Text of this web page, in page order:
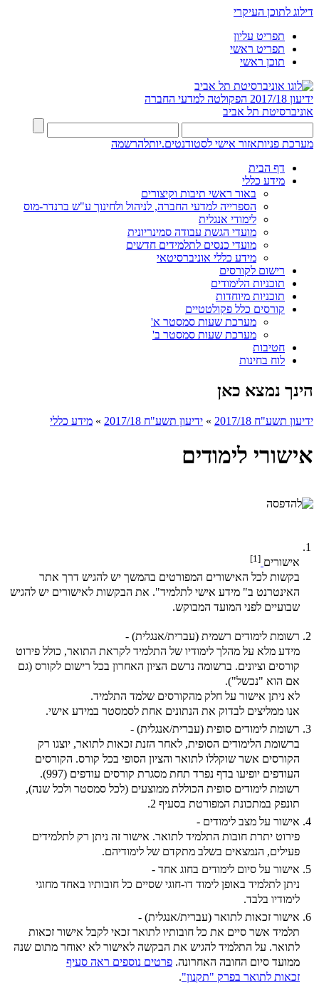
דילוג לתוכן העיקרי
תפריט עליון
תפריט ראשי
תוכן ראשי
ידיעון 2017/18
הפקולטה למדעי החברה
אוניברסיטת תל אביב
מערכת פניותאזור אישי לסטודנטים.יותלהרשמה
דף הבית
מידע כללי
באור ראשי תיבות וקיצורים
הספרייה למדעי החברה, לניהול ולחינוך ע"ש ברנדר-מוס
לימודי אנגלית
מועדי הגשת עבודה סמינריונית
מועדי כנסים לתלמידים חדשים
מידע כללי אוניברסיטאי
רישום לקורסים
תוכניות הלימודים
תוכניות מיוחדות
קורסים כלל פקולטטיים
מערכת שעות סמסטר א'
מערכת שעות סמסטר ב'
חטיבות
לוח בחינות
הינך נמצא כאן
ידיעון תשע"ח 2017/18 » ידיעון תשע"ח 2017/18 » מידע כללי
אישורי לימודים
1.
אישורים [1]
בקשות לכל האישורים המפורטים בהמשך יש להגיש דרך אתר
האינטרנט ב" מידע אישי לתלמיד". את הבקשות לאישורים יש להגיש
שבועיים לפני המועד המבוקש.
2. רשומת לימודים רשמית (עברית/אנגלית) -
מידע מלא על מהלך לימודיו של התלמיד לקראת התואר, כולל פירוט
קורסים וציונים. ברשומה נרשם הציון האחרון בכל רישום לקורס (גם
אם הוא "נכשל").
לא ניתן אישור על חלק מהקורסים שלמד התלמיד.
אנו ממליצים לבדוק את הנתונים אחת לסמסטר במידע אישי.
3. רשומת לימודים סופית (עברית/אנגלית) -
ברשומת הלימודים הסופית, לאחר הזנת זכאות לתואר, יוצגו רק
הקורסים אשר שוקללו לתואר והציון הסופי בכל קורס. הקורסים
העודפים יופיעו בדף נפרד תחת מסגרת קורסים עודפים (997).
רשומת לימודים סופית הכוללת ממוצעים (לכל סמסטר ולכל שנה),
תונפק במתכונת המפורטת בסעיף 2.
4. אישור על מצב לימודים -
פירוט יתרת חובות התלמיד לתואר. אישור זה ניתן רק לתלמידים
פעילים, הנמצאים בשלב מתקדם של לימודיהם.
5. אישור על סיום לימודים בחוג אחד -
ניתן לתלמיד באופן לימוד דו-חוגי שסיים כל חובותיו באחד מחוגי
לימודיו בלבד.
6. אישור זכאות לתואר (עברית/אנגלית) -
תלמיד אשר סיים את כל חובותיו לתואר זכאי לקבל אישור זכאות
לתואר. על התלמיד להגיש את הבקשה לאישור לא יאוחר מתום שנה
ממועד סיום החובה האחרונה. פרטים נוספים ראה סעיף
זכאות לתואר בפרק "תקנון".